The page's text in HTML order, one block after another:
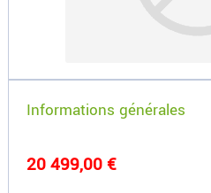
Informations générales
20 499,00 €